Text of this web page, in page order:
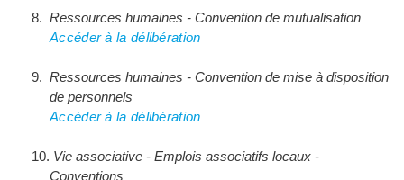
Ressources humaines - Convention de mutualisation
Accéder à la délibération
Ressources humaines - Convention de mise à disposition
de personnels
Accéder à la délibération
Vie associative - Emplois associatifs locaux -
Conventions